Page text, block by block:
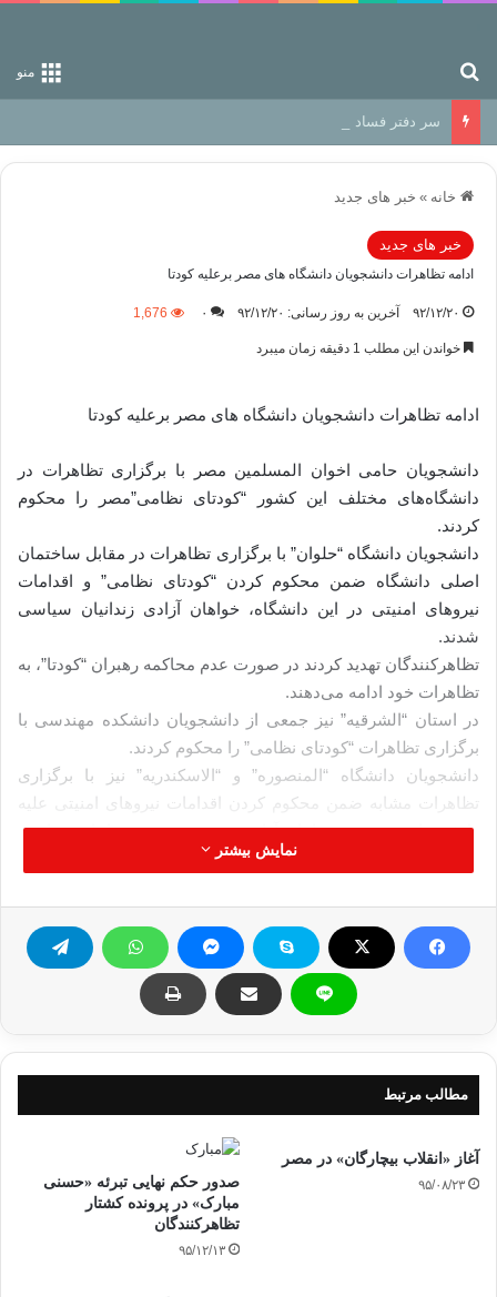
منو
سر دفتر فساد در زمین‌، دوری وکناره‌گیری از راه خداست‌!
خانه » خبر های جدید
خبر های جدید
ادامه تظاهرات دانشجویان دانشگاه های مصر برعلیه کودتا
۹۲/۱۲/۲۰ آخرین به روز رسانی: ۹۲/۱۲/۲۰ ۰ 1,676
خواندن این مطلب 1 دقیقه زمان میبرد
ادامه تظاهرات دانشجویان دانشگاه های مصر برعلیه کودتا
دانشجویان حامی اخوان المسلمین مصر با برگزاری تظاهرات در
دانشگاه‌های مختلف این کشور “کودتای نظامی”مصر را محکوم
کردند.
دانشجویان دانشگاه “حلوان” با برگزاری تظاهرات در مقابل ساختمان
اصلی دانشگاه ضمن محکوم کردن “کودتای نظامی” و اقدامات
نیروهای امنیتی در این دانشگاه، خواهان آزادی زندانیان سیاسی
شدند.
تظاهرکنندگان تهدید کردند در صورت عدم محاکمه رهبران “کودتا”، به
تظاهرات خود ادامه می‌دهند.
در استان “الشرقیه” نیز جمعی از دانشجویان دانشکده مهندسی با
برگزاری تظاهرات “کودتای نظامی” را محکوم کردند.
دانشجویان دانشگاه “المنصوره” و “الاسکندریه” نیز با برگزاری
تظاهرات مشابه ضمن محکوم کردن اقدامات نیروهای امنیتی علیه
دانشجویان معترض، خواهان آزادی هرچه سریعتر زندانیان سیاسی
تظاهرات‌ اخیر مخالفت خود را با سیاست‌های دولت موقت مصر
اعلام کردند.
همچنین “جنبش دانشجویان علیه کودتا” در دانشگاه “دمنهور” واقع در
استان “الجیزة” با برگزاری تظاهرات “کودتای نظامی” را محکوم و
کردند.
کپی آدرس
نمایش بیشتر
مطالب مرتبط
آغاز «انقلاب بیچارگان» در مصر
۹۵/۰۸/۲۳
صدور حکم نهایی تبرئه «حسنی
مبارک» در پرونده کشتار
تظاهرکنندگان
۹۵/۱۲/۱۳